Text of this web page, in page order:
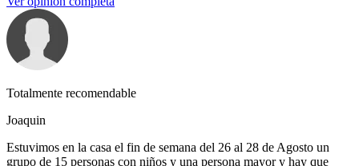
Totalmente recomendable
Joaquin
Estuvimos en la casa el fin de semana del 26 al 28 de Agosto un
grupo de 15 personas con niños y una persona mayor y hay que